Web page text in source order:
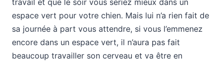
travail et que le soir vous seriez mieux dans un
espace vert pour votre chien. Mais lui n’a rien fait de
sa journée à part vous attendre, si vous l’emmenez
encore dans un espace vert, il n’aura pas fait
beaucoup travailler son cerveau et va être en